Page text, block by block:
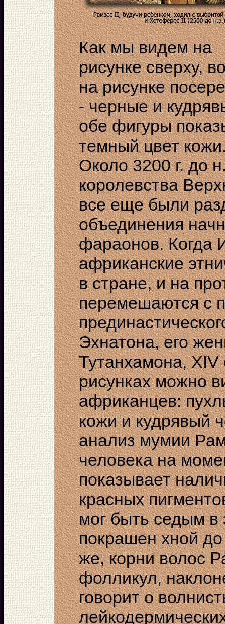
Как мы видем на
рисунке сверху,
на рисунке
- черные и
обе фигуры
темный цвет
Около 3200 г. до
королевства
все еще были
объединения
фараонов. Когда
африканские
в стране, и на
перемешаются с
Эхнатона, его
Тутанхамона, XIV
рисунках можно
африканцев:
кожи и кудрявый
анализ мумии
человека на
показывает
красных
мог быть седым в
покрашен хной до
же, корни волос
фолликул,
говорит о